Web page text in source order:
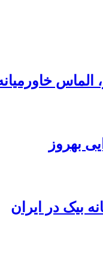
الماس
بهروز
بیک در ایران